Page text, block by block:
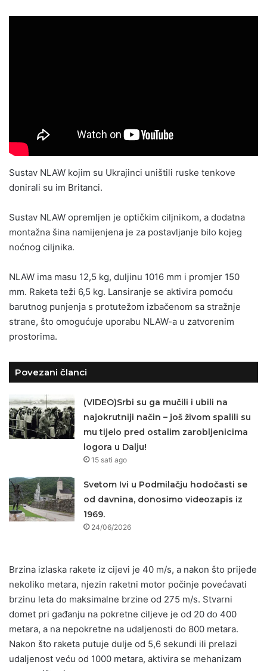
Sustav NLAW kojim su Ukrajinci uništili ruske tenkove
donirali su im Britanci.
Sustav NLAW opremljen je optičkim ciljnikom, a dodatna
montažna šina namijenjena je za postavljanje bilo kojeg
noćnog ciljnika.
NLAW ima masu 12,5 kg, duljinu 1016 mm i promjer 150
mm. Raketa teži 6,5 kg. Lansiranje se aktivira pomoću
barutnog punjenja s protutežom izbačenom sa stražnje
strane, što omogućuje uporabu NLAW-a u zatvorenim
prostorima.
Povezani članci
(VIDEO)Srbi su ga mučili i ubili na
najokrutniji način – još živom spalili su
mu tijelo pred ostalim zarobljenicima
logora u Dalju!
15 sati ago
Svetom Ivi u Podmilačju hodočasti se
od davnina, donosimo videozapis iz
1969.
24/06/2026
Brzina izlaska rakete iz cijevi je 40 m/s, a nakon što prijeđe
nekoliko metara, njezin raketni motor počinje povećavati
brzinu leta do maksimalne brzine od 275 m/s. Stvarni
domet pri gađanju na pokretne ciljeve je od 20 do 400
metara, a na nepokretne na udaljenosti do 800 metara.
Nakon što raketa putuje dulje od 5,6 sekundi ili prelazi
udaljenost veću od 1000 metara, aktivira se mehanizam